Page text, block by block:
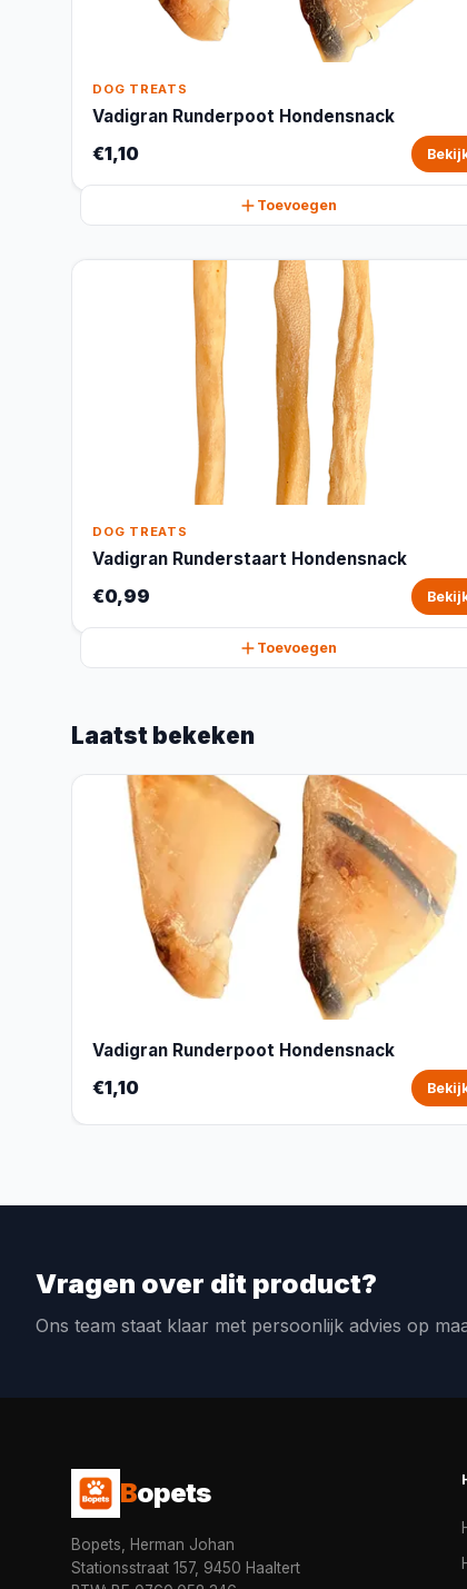
DOG TREATS
Vadigran Runderpoot Hondensnack
€1,10
Toevoegen
DOG TREATS
Vadigran Runderstaart Hondensnack
€0,99
Toevoegen
Laatst bekeken
Vadigran Runderpoot Hondensnack
€1,10
Vragen over dit product?
Ons team staat klaar met persoonlijk advies op
Bopets
Bopets, Herman Johan
Stationsstraat 157, 9450 Haaltert